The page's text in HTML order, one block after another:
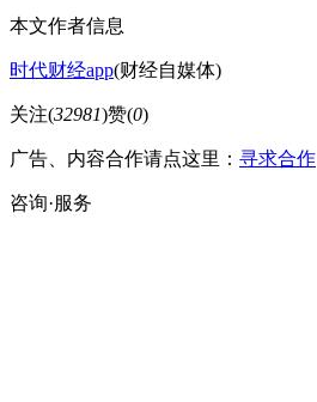
本文作者信息
时代财经app(财经自媒体)
关注(32981)赞(0)
广告、内容合作请点这里： 寻求合作
咨询·服务